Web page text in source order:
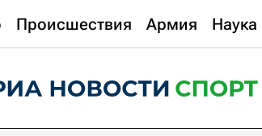
Происшествия Армия Наука